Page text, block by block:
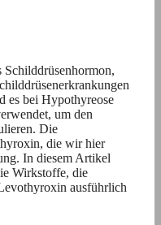
es bei Hypothyreose
um den
Die
die wir hier
In diesem Artikel
Wirkstoffe, die
ausführlich